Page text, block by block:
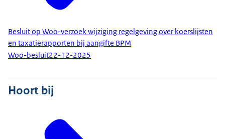
Besluit op Woo-verzoek wijziging regelgeving over koerslijsten
en taxatierapporten bij aangifte BPM
Woo-besluit22-12-2025
Hoort bij